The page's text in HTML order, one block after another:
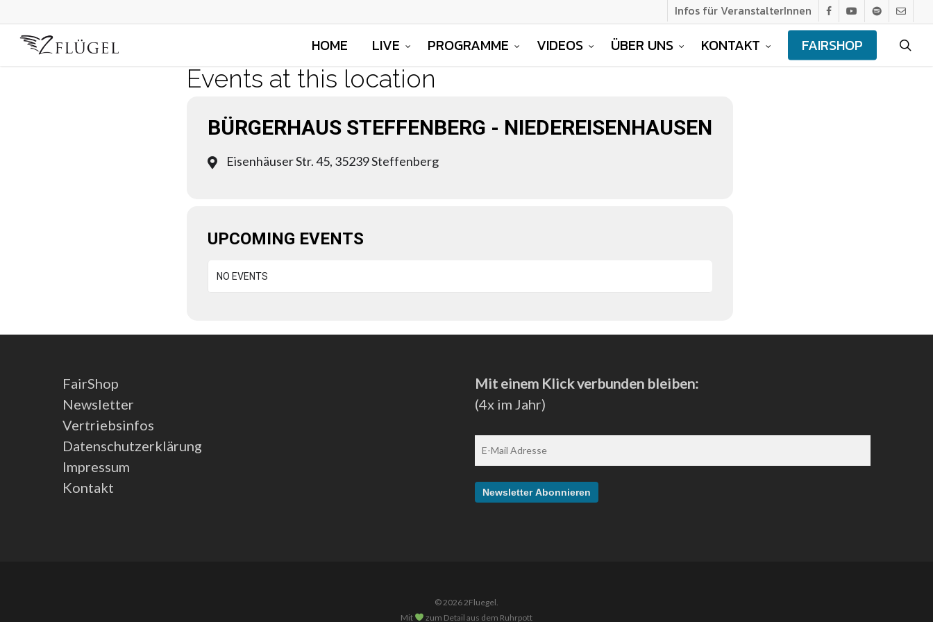
facebook
youtubespotifyemail
Infos für VeranstalterInnen
HOME LIVE PROGRAMME VIDEOS ÜBER UNS KONTAKT FAIRSHOP
Events at this location
BÜRGERHAUS STEFFENBERG - NIEDEREISENHAUSEN
Eisenhäuser Str. 45, 35239 Steffenberg
UPCOMING EVENTS
NO EVENTS
FairShop
Newsletter
Vertriebsinfos
Datenschutzerklärung
Impressum
Kontakt
Mit einem Klick verbunden bleiben:
(4x im Jahr)
© 2026 2Fluegel.
Mit
zum Detail aus dem Ruhrpott